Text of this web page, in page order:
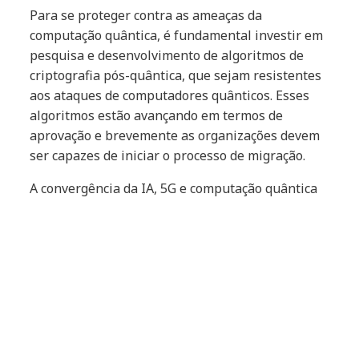
Para se proteger contra as ameaças da
computação quântica, é fundamental investir em
pesquisa e desenvolvimento de algoritmos de
criptografia pós-quântica, que sejam resistentes
aos ataques de computadores quânticos. Esses
algoritmos estão avançando em termos de
aprovação e brevemente as organizações devem
ser capazes de iniciar o processo de migração.
A convergência da IA, 5G e computação quântica